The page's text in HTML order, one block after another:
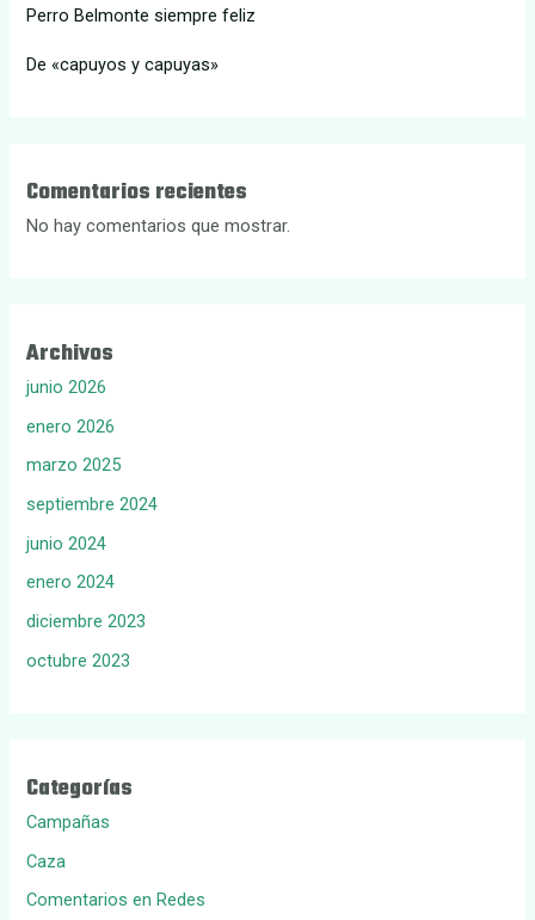
Perro Belmonte siempre feliz
De «capuyos y capuyas»
Comentarios recientes
No hay comentarios que mostrar.
Archivos
junio 2026
enero 2026
marzo 2025
septiembre 2024
junio 2024
enero 2024
diciembre 2023
octubre 2023
Categorías
Campañas
Caza
Comentarios en Redes